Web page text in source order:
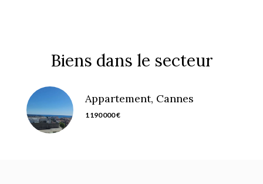
Biens dans le secteur
Appartement, Cannes
1 190 000 €